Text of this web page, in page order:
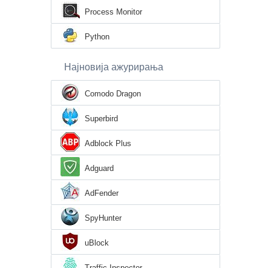
Process Monitor
Python
Најновија ажурирања
Comodo Dragon
Superbird
Adblock Plus
Adguard
AdFender
SpyHunter
uBlock